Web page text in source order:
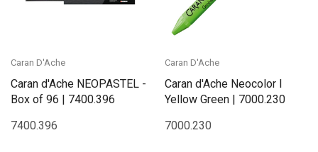
Caran D'Ache
Caran d'Ache NEOPASTEL -
Box of 96 | 7400.396
7400.396
Caran D'Ache
Caran d'Ache Neocolor I
Yellow Green | 7000.230
7000.230